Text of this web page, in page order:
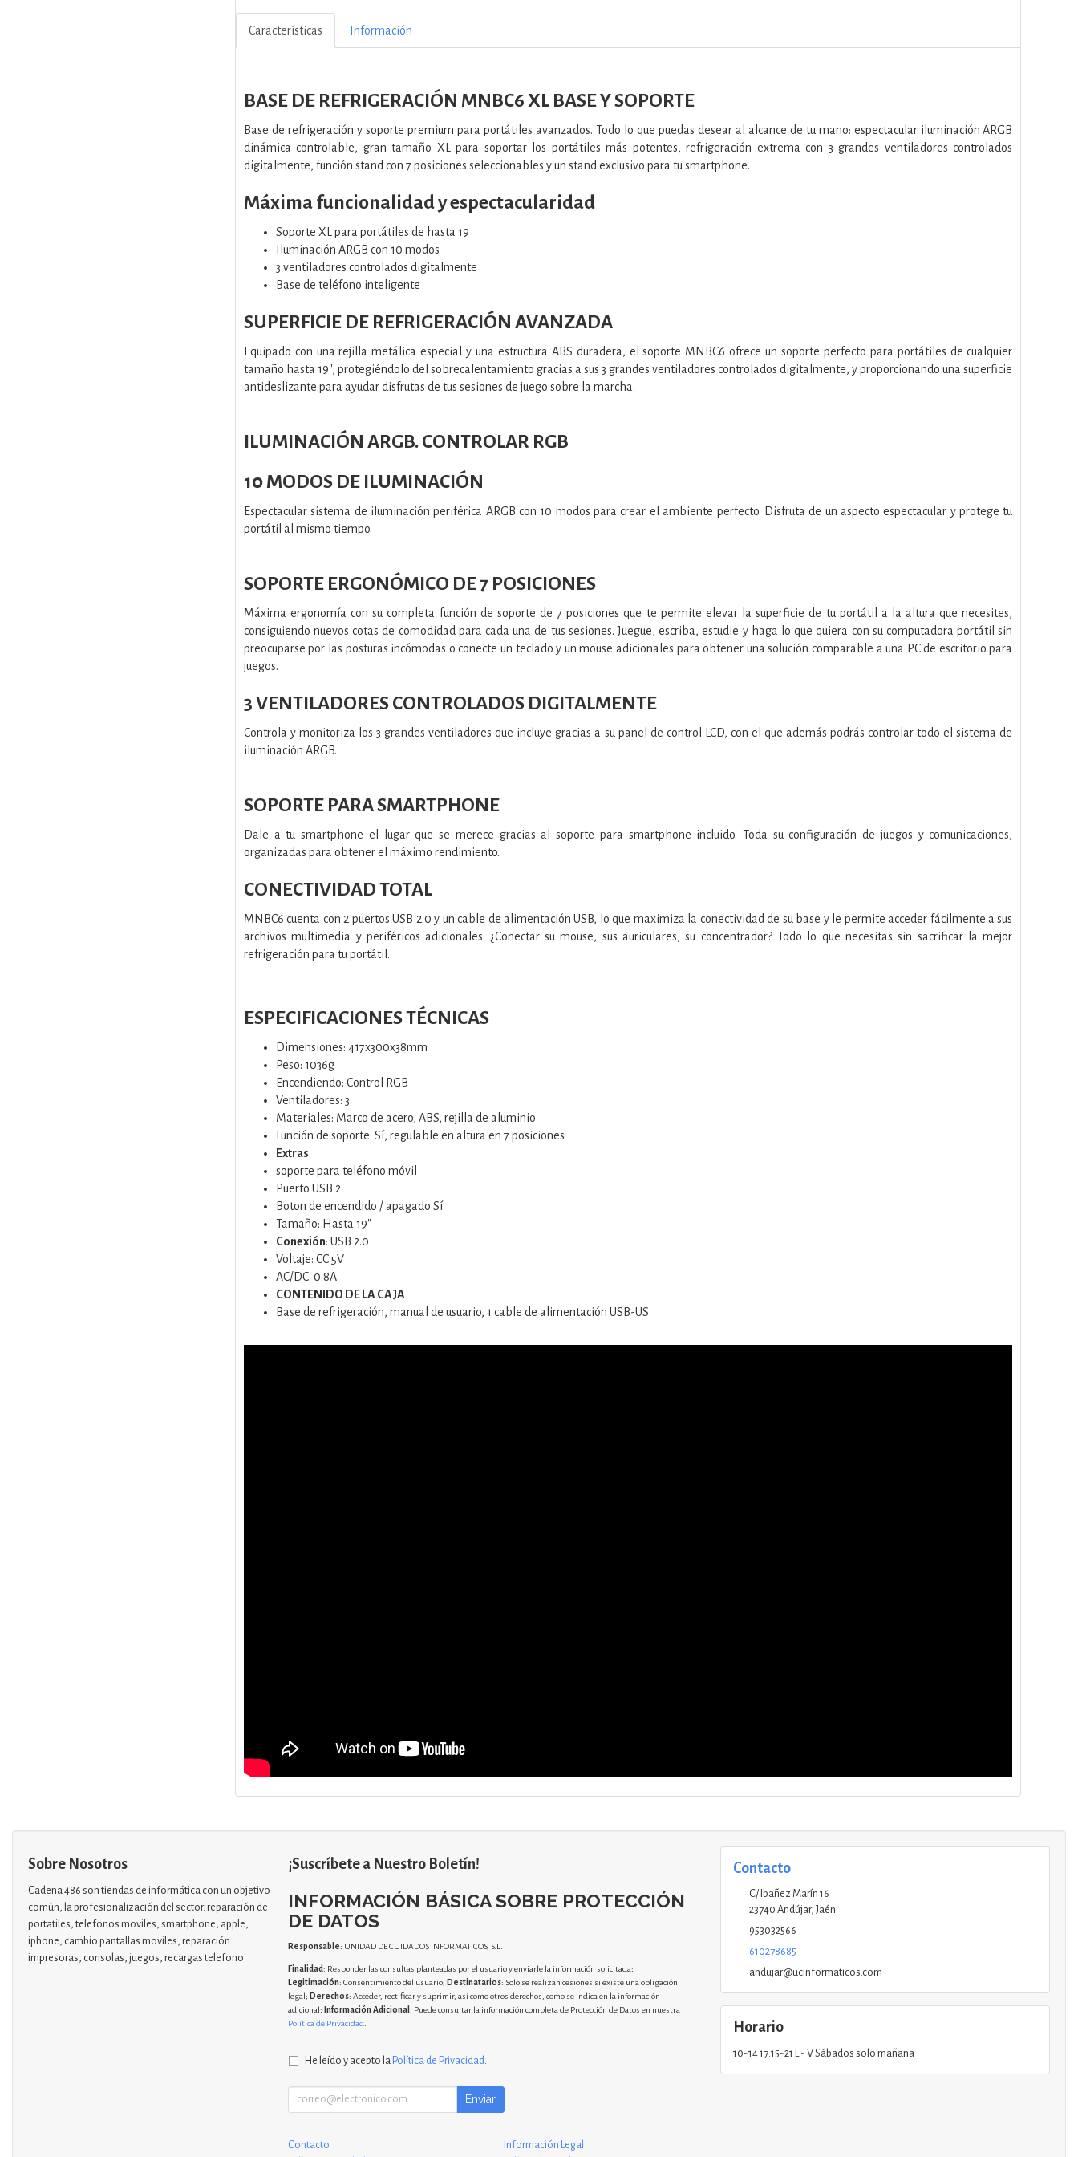
Características Información
BASE DE REFRIGERACIÓN MNBC6 XL BASE Y SOPORTE
Base de refrigeración y soporte premium para portátiles avanzados. Todo lo que puedas desear al alcance de tu mano: espectacular iluminación ARGB
dinámica controlable, gran tamaño XL para soportar los portátiles más potentes, refrigeración extrema con 3 grandes ventiladores controlados
digitalmente, función stand con 7 posiciones seleccionables y un stand exclusivo para tu smartphone.
Máxima funcionalidad y espectacularidad
Soporte XL para portátiles de hasta 19
Iluminación ARGB con 10 modos
3 ventiladores controlados digitalmente
Base de teléfono inteligente
SUPERFICIE DE REFRIGERACIÓN AVANZADA
Equipado con una rejilla metálica especial y una estructura ABS duradera, el soporte MNBC6 ofrece un soporte perfecto para portátiles de cualquier
tamaño hasta 19", protegiéndolo del sobrecalentamiento gracias a sus 3 grandes ventiladores controlados digitalmente, y proporcionando una superficie
antideslizante para ayudar disfrutas de tus sesiones de juego sobre la marcha.
ILUMINACIÓN ARGB. CONTROLAR RGB
10 MODOS DE ILUMINACIÓN
Espectacular sistema de iluminación periférica ARGB con 10 modos para crear el ambiente perfecto. Disfruta de un aspecto espectacular y protege tu
portátil al mismo tiempo.
SOPORTE ERGONÓMICO DE 7 POSICIONES
Máxima ergonomía con su completa función de soporte de 7 posiciones que te permite elevar la superficie de tu portátil a la altura que necesites,
consiguiendo nuevos cotas de comodidad para cada una de tus sesiones. Juegue, escriba, estudie y haga lo que quiera con su computadora portátil sin
preocuparse por las posturas incómodas o conecte un teclado y un mouse adicionales para obtener una solución comparable a una PC de escritorio para
juegos.
3 VENTILADORES CONTROLADOS DIGITALMENTE
Controla y monitoriza los 3 grandes ventiladores que incluye gracias a su panel de control LCD, con el que además podrás controlar todo el sistema de
iluminación ARGB.
SOPORTE PARA SMARTPHONE
Dale a tu smartphone el lugar que se merece gracias al soporte para smartphone incluido. Toda su configuración de juegos y comunicaciones,
organizadas para obtener el máximo rendimiento.
CONECTIVIDAD TOTAL
MNBC6 cuenta con 2 puertos USB 2.0 y un cable de alimentación USB, lo que maximiza la conectividad de su base y le permite acceder fácilmente a sus
archivos multimedia y periféricos adicionales. ¿Conectar su mouse, sus auriculares, su concentrador? Todo lo que necesitas sin sacrificar la mejor
refrigeración para tu portátil.
ESPECIFICACIONES TÉCNICAS
Dimensiones: 417x300x38mm
Peso: 1036g
Encendiendo: Control RGB
Ventiladores: 3
Materiales: Marco de acero, ABS, rejilla de aluminio
Función de soporte: Sí, regulable en altura en 7 posiciones
Extras
soporte para teléfono móvil
Puerto USB 2
Boton de encendido / apagado Sí
Tamaño: Hasta 19"
Conexión: USB 2.0
Voltaje: CC 5V
AC/DC: 0.8A
CONTENIDO DE LA CAJA
Base de refrigeración, manual de usuario, 1 cable de alimentación USB-US
Sobre Nosotros
Cadena 486 son tiendas de informática con un objetivo
común, la profesionalización del sector. reparación de
portatiles, telefonos moviles, smartphone, apple,
iphone, cambio pantallas moviles, reparación
impresoras, consolas, juegos, recargas telefono
¡Suscríbete a Nuestro Boletín!
INFORMACIÓN BÁSICA SOBRE PROTECCIÓN
DE DATOS
Responsable: UNIDAD DE CUIDADOS INFORMATICOS, S.L.
Finalidad: Responder las consultas planteadas por el usuario y enviarle la información solicitada;
Legitimación: Consentimiento del usuario; Destinatarios: Solo se realizan cesiones si existe una obligación
legal; Derechos: Acceder, rectificar y suprimir, así como otros derechos, como se indica en la información
adicional; Información Adicional : Puede consultar la información completa de Protección de Datos en nuestra
Política de Privacidad
He leído y acepto la Política de Privacidad
Enviar
Contacto
Información Legal
Contacto
C/ Ibañez Marín 16
23740 Andújar, Jaén
953032566
610278685
andujar@ucinformaticos.com
Horario
10-14 17:15-21 L - V Sábados solo mañana